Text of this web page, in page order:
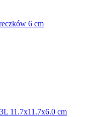
6 cm
11.7x11.7x6.0 cm